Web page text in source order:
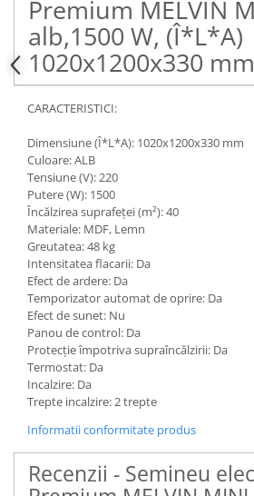
Premium MELVIN
alb,1500 W, (Î*L*A)
1020x1200x330 mm
CARACTERISTICI:
Dimensiune (Î*L*A): 1020x1200x330 mm
Culoare: ALB
Tensiune (V): 220
Putere (W): 1500
Încălzirea suprafeței (m²): 40
Materiale: MDF, Lemn
Greutatea: 48 kg
Intensitatea flacarii: Da
Efect de ardere: Da
Temporizator automat de oprire: Da
Efect de sunet: Nu
Panou de control: Da
Protecție împotriva supraîncălzirii: Da
Termostat: Da
Incalzire: Da
Trepte incalzire: 2 trepte
Informatii conformitate produs
Recenzii - Semineu